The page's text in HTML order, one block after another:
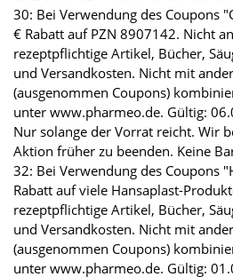
30: Bei Verwendung des Coupons
€ Rabatt auf PZN 8907142. Nicht
rezeptpflichtige Artikel, Bücher,
und Versandkosten. Nicht mit
(ausgenommen Coupons)
unter www.pharmeo.de. Gültig:
Nur solange der Vorrat reicht. Wir
Aktion früher zu beenden. Keine
32: Bei Verwendung des Coupons
Rabatt auf viele Hansaplast-
rezeptpflichtige Artikel, Bücher,
und Versandkosten. Nicht mit
(ausgenommen Coupons)
unter www.pharmeo.de. Gültig: